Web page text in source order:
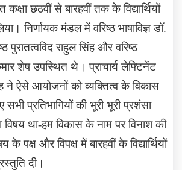
छठवीं से बारहवीं तक के विद्यार्थियों
निर्णायक मंडल में वरिष्ठ भाषाविज्ञ डॉ.
पुरातत्वविद राहुल सिंह और वरिष्ठ
शेष उपस्थित थे। प्राचार्य लेफ्टिनेंट
ने ऐसे आयोजनों को व्यक्तित्व के विकास
प्रतिभागियों की भूरी भूरी प्रशंसा
विषय था-हम विकास के नाम पर विनाश की
पक्ष और विपक्ष में बारहवीं के विद्यार्थियों
दी।